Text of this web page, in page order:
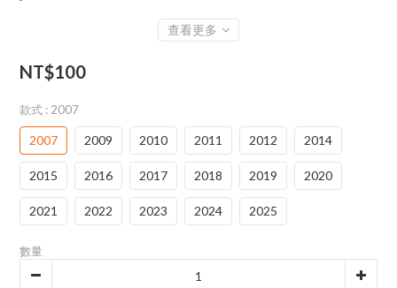
查看更多
NT$100
款式 : 2007
2007 2009 2010 2011 2012 2014
2015 2016 2017 2018 2019 2020
2021 2022 2023 2024 2025
數量